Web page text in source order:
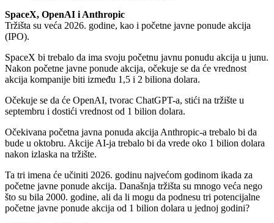
SpaceX, OpenAI i Anthropic
Tržišta su veća 2026. godine, kao i početne javne ponude akcija
(IPO).
SpaceX bi trebalo da ima svoju početnu javnu ponudu akcija u junu.
Nakon početne javne ponude akcija, očekuje se da će vrednost
akcija kompanije biti između 1,5 i 2 biliona dolara.
Očekuje se da će OpenAI, tvorac ChatGPT-a, stići na tržište u
septembru i dostići vrednost od 1 bilion dolara.
Očekivana početna javna ponuda akcija Anthropic-a trebalo bi da
bude u oktobru. Akcije AI-ja trebalo bi da vrede oko 1 bilion dolara
nakon izlaska na tržište.
Ta tri imena će učiniti 2026. godinu najvećom godinom ikada za
početne javne ponude akcija. Današnja tržišta su mnogo veća nego
što su bila 2000. godine, ali da li mogu da podnesu tri potencijalne
početne javne ponude akcija od 1 bilion dolara u jednoj godini?